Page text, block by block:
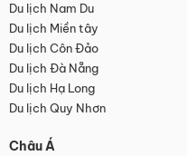
Du lịch Nam Du
Du lịch Miền tây
Du lịch Côn Đảo
Du lịch Đà Nẵng
Du lịch Hạ Long
Du lịch Quy Nhơn
Châu Á